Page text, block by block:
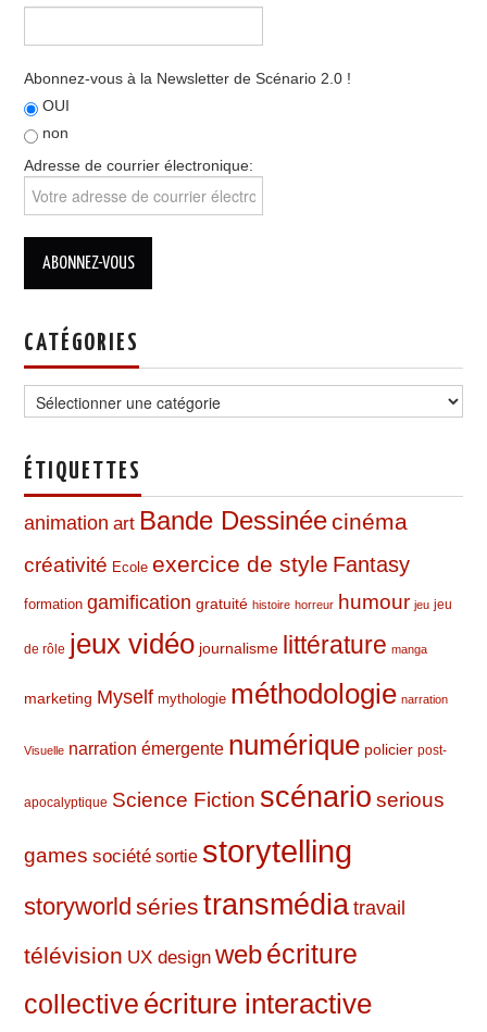
Abonnez-vous à la Newsletter de Scénario 2.0 !
OUI
non
Adresse de courrier électronique:
CATÉGORIES
ÉTIQUETTES
animation art Bande Dessinéecinéma
créativité Ecole exercice de style Fantasy
formation gamification gratuité histoire horreur humour jeu jeu
de rôle jeux vidéo journalisme littérature manga
marketing Myself mythologie méthodologie narration
Visuelle narration émergente numérique policier post-
apocalyptique Science Fiction scénario serious
games société sortie storytelling
storyworld séries transmédia travail
télévision UX design webécriture
collective écriture interactive